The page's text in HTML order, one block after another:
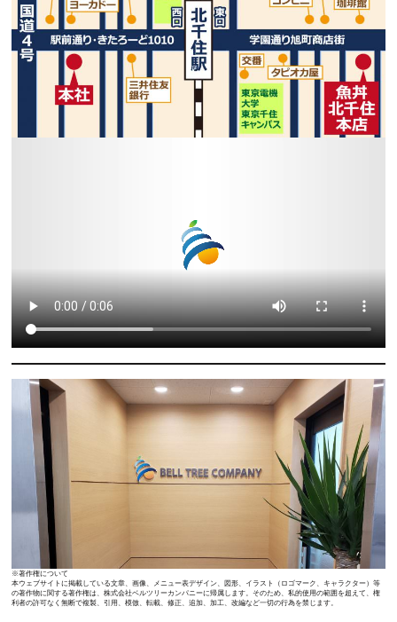
※著作権について
本ウェブサイトに掲載している文章、画像、メニュー表デザイン、図形、イラスト（ロゴマーク、キャラクター）等
の著作物に関する著作権は、株式会社ベルツリーカンパニーに帰属します。そのため、私的使用の範囲を超えて、権
利者の許可なく無断で複製、引用、模倣、転載、修正、追加、加工、改編など一切の行為を禁じます。